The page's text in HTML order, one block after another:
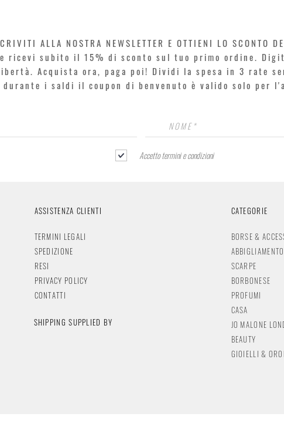
ALLA NOSTRA NEWSLETTER E OTTIENI LO SCONTO
subito il 15% di sconto sul tuo primo ordine. Digita
Acquista ora, paga poi! Dividi la spesa in 3 rate
i saldi il coupon di benvenuto è valido solo per
Accetto termini e condizioni
ASSISTENZA CLIENTI
TERMINI LEGALI
SPEDIZIONE
RESI
PRIVACY POLICY
CONTATTI
SHIPPING SUPPLIED BY
CATEGORIE
BORSE &
ABBIGLIAMENTO
SCARPE
BORBONESE
PROFUMI
CASA
JO MALONE
BEAUTY
GIOIELLI &